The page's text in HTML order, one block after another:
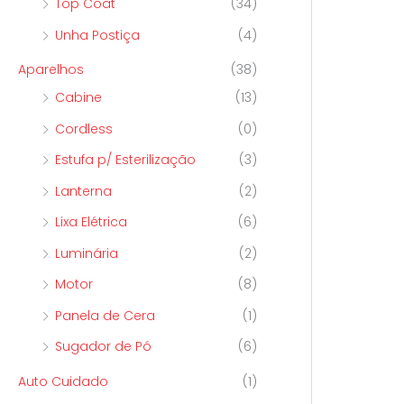
Top Coat
(34)
Unha Postiça
(4)
Aparelhos
(38)
Cabine
(13)
Cordless
(0)
Estufa p/ Esterilização
(3)
Lanterna
(2)
Lixa Elétrica
(6)
Luminária
(2)
Motor
(8)
Panela de Cera
(1)
Sugador de Pó
(6)
Auto Cuidado
(1)